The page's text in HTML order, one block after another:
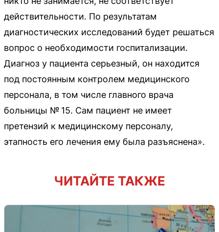
действительности. По результатам
диагностических исследований будет решаться
вопрос о необходимости госпитализации.
Диагноз у пациента серьезный, он находится
под постоянным контролем медицинского
персонала, в том числе главного врача
больницы № 15. Сам пациент не имеет
претензий к медицинскому персоналу,
этапность его лечения ему была разъяснена».
ЧИТАЙТЕ ТАКЖЕ